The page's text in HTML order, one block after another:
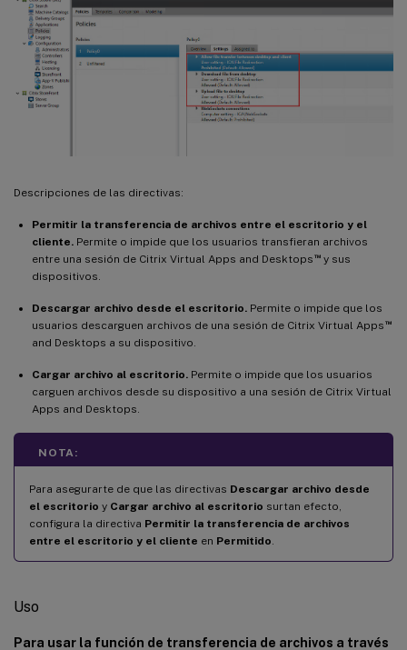
Descripciones de las directivas:
Permitir la transferencia de archivos entre el escritorio y el
cliente. Permite o impide que los usuarios transfieran archivos
entre una sesión de Citrix Virtual Apps and Desktops ™y sus
dispositivos.
Descargar archivo desde el escritorio. Permite o impide que los
usuarios descarguen archivos de una sesión de Citrix Virtual Apps ™
and Desktops a su dispositivo.
Cargar archivo al escritorio. Permite o impide que los usuarios
carguen archivos desde su dispositivo a una sesión de Citrix Virtual
Apps and Desktops.
NOTA:
Para asegurarte de que las directivas Descargar archivo desde
el escritorio y Cargar archivo al escritorio surtan efecto,
configura la directiva Permitir la transferencia de archivos
entre el escritorio y el cliente en Permitido.
Uso
Para usar la función de transferencia de archivos a través